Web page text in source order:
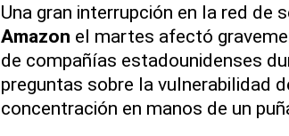
Una gran interrupción en la red de
Amazon el martes afectó
de compañías estadounidenses
preguntas sobre la vulnerabilidad
concentración en manos de un